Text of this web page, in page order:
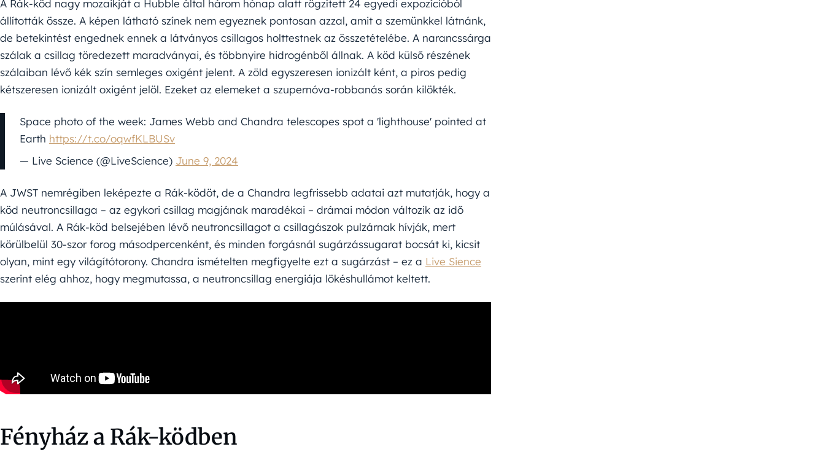
A Rák-köd nagy mozaikját a Hubble által három hónap alatt rögzített 24 egyedi expozícióból
állították össze. A képen látható színek nem egyeznek pontosan azzal, amit a szemünkkel látnánk,
de betekintést engednek ennek a látványos csillagos holttestnek az összetételébe. A narancssárga
szálak a csillag töredezett maradványai, és többnyire hidrogénből állnak. A köd külső részének
szálaiban lévő kék szín semleges oxigént jelent. A zöld egyszeresen ionizált ként, a piros pedig
kétszeresen ionizált oxigént jelöl. Ezeket az elemeket a szupernóva-robbanás során kilökték.
Space photo of the week: James Webb and Chandra telescopes spot a 'lighthouse' pointed at
Earth https://t.co/oqwfKLBUSv
— Live Science (@LiveScience) June 9, 2024
A JWST nemrégiben leképezte a Rák-ködöt, de a Chandra legfrissebb adatai azt mutatják, hogy a
köd neutroncsillaga – az egykori csillag magjának maradékai – drámai módon változik az idő
múlásával. A Rák-köd belsejében lévő neutroncsillagot a csillagászok pulzárnak hívják, mert
körülbelül 30-szor forog másodpercenként, és minden forgásnál sugárzássugarat bocsát ki, kicsit
olyan, mint egy világítótorony. Chandra ismételten megfigyelte ezt a sugárzást – ez a Live Sience
szerint elég ahhoz, hogy megmutassa, a neutroncsillag energiája lökéshullámot keltett.
Fényház a Rák-ködben